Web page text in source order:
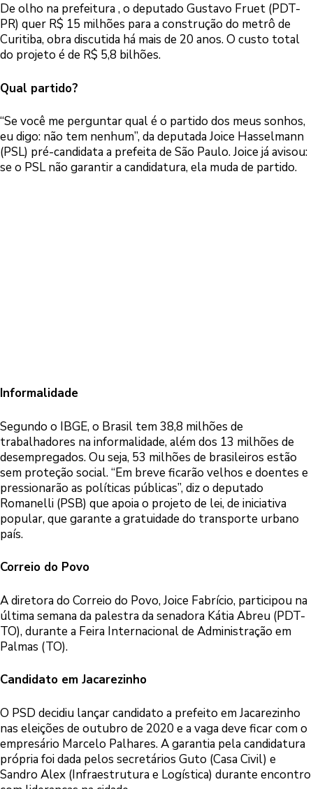
De olho na prefeitura , o deputado Gustavo Fruet (PDT-
PR) quer R$ 15 milhões para a construção do metrô de
Curitiba, obra discutida há mais de 20 anos. O custo total
do projeto é de R$ 5,8 bilhões.
Qual partido?
“Se você me perguntar qual é o partido dos meus sonhos,
eu digo: não tem nenhum”, da deputada Joice Hasselmann
(PSL) pré-candidata a prefeita de São Paulo. Joice já avisou:
se o PSL não garantir a candidatura, ela muda de partido.
Informalidade
Segundo o IBGE, o Brasil tem 38,8 milhões de
trabalhadores na informalidade, além dos 13 milhões de
desempregados. Ou seja, 53 milhões de brasileiros estão
sem proteção social. “Em breve ficarão velhos e doentes e
pressionarão as políticas públicas”, diz o deputado
Romanelli (PSB) que apoia o projeto de lei, de iniciativa
popular, que garante a gratuidade do transporte urbano
país.
Correio do Povo
A diretora do Correio do Povo, Joice Fabrício, participou na
última semana da palestra da senadora Kátia Abreu (PDT-
TO), durante a Feira Internacional de Administração em
Palmas (TO).
Candidato em Jacarezinho
O PSD decidiu lançar candidato a prefeito em Jacarezinho
nas eleições de outubro de 2020 e a vaga deve ficar com o
empresário Marcelo Palhares. A garantia pela candidatura
própria foi dada pelos secretários Guto (Casa Civil) e
Sandro Alex (Infraestrutura e Logística) durante encontro